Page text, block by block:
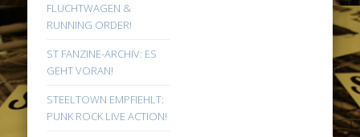
FLUCHTWAGEN &
RUNNING ORDER!
ST FANZINE-ARCHIV: ES
GEHT VORAN!
STEELTOWN EMPFIEHLT:
PUNK ROCK LIVE ACTION!